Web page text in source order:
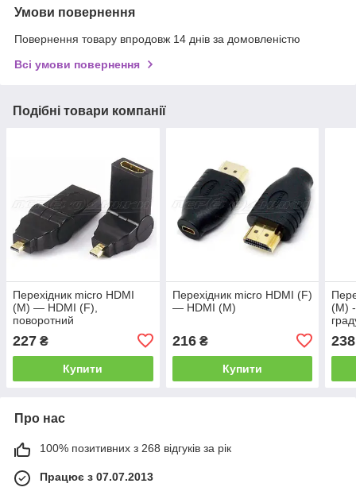
Умови повернення
Повернення товару впродовж 14 днів за домовленістю
Всі умови повернення
Подібні товари компанії
Перехідник micro HDMI
(M) — HDMI (F),
поворотний
227 ₴
Купити
Перехідник micro HDMI (F)
— HDMI (M)
216₴
Купити
(M)
238
Про нас
100% позитивних з 268 відгуків за рік
Працює з 07.07.2013